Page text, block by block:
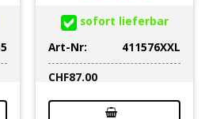
sofort lieferbar
Art-Nr:
411576XXL
CHF87.00